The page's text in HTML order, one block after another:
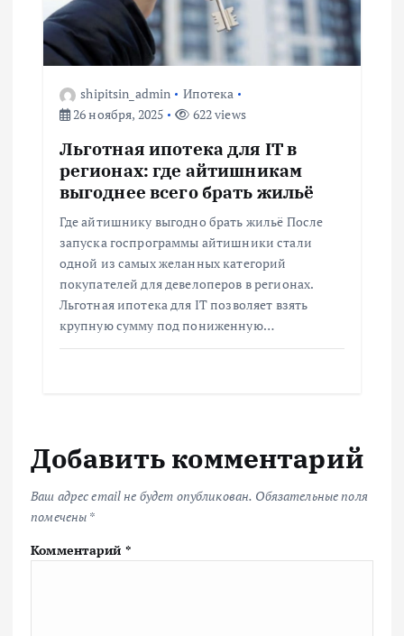
shipitsin_admin
Ипотека
26 ноября, 2025
622 views
Льготная ипотека для IT в
регионах: где айтишникам
выгоднее всего брать жильё
Где айтишнику выгодно брать жильё После
запуска госпрограммы айтишники стали
одной из самых желанных категорий
покупателей для девелоперов в регионах.
Льготная ипотека для IT позволяет взять
крупную сумму под пониженную…
Добавить комментарий
Ваш адрес email не будет опубликован. Обязательные поля
помечены *
Комментарий *